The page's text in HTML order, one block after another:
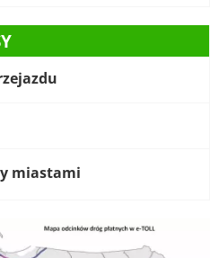
miastami